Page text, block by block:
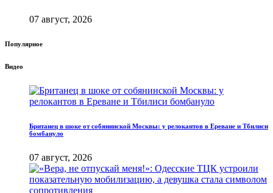
07 август, 2026
Популярное
Видео
Британец в шоке от собянинской Москвы: у релокантов в Ереване и Тбилиси
бомбануло
07 август, 2026